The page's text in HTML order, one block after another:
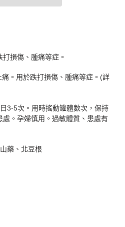
損傷、腫痛等症。
。用於跌打損傷、腫痛等症。(詳
3-5次。用時搖動罐體數次，保持
。孕婦慎用。過敏體質、患處有
藥、北豆根